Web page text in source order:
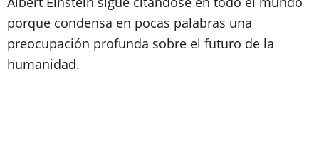
porque condensa en pocas palabras una
preocupación profunda sobre el futuro de la
humanidad.